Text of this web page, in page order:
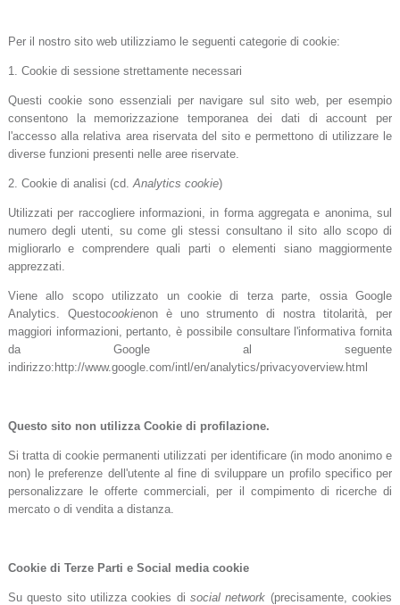
Per il nostro sito web utilizziamo le seguenti categorie di cookie:
1. Cookie di sessione strettamente necessari
Questi cookie sono essenziali per navigare sul sito web, per esempio
consentono la memorizzazione temporanea dei dati di account per
l'accesso alla relativa area riservata del sito e permettono di utilizzare le
diverse funzioni presenti nelle aree riservate.
2. Cookie di analisi (cd. Analytics cookie)
Utilizzati per raccogliere informazioni, in forma aggregata e anonima, sul
numero degli utenti, su come gli stessi consultano il sito allo scopo di
migliorarlo e comprendere quali parti o elementi siano maggiormente
apprezzati.
Viene allo scopo utilizzato un cookie di terza parte, ossia Google
Analytics. Questocookienon è uno strumento di nostra titolarità, per
maggiori informazioni, pertanto, è possibile consultare l'informativa fornita
da Google al seguente
indirizzo:http://www.google.com/intl/en/analytics/privacyoverview.html
Questo sito non utilizza Cookie di profilazione.
Si tratta di cookie permanenti utilizzati per identificare (in modo anonimo e
non) le preferenze dell'utente al fine di sviluppare un profilo specifico per
personalizzare le offerte commerciali, per il compimento di ricerche di
mercato o di vendita a distanza.
Cookie di Terze Parti e Social media cookie
Su questo sito utilizza cookies disocial network (precisamente, cookies